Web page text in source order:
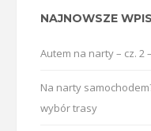
NAJNOWSZE
Autem na narty – cz. 2
Na narty
wybór trasy